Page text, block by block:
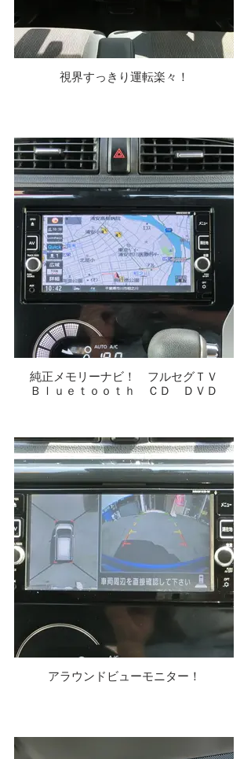
視界すっきり運転楽々！
純正メモリーナビ！ フルセグＴＶ
Ｂｌｕｅｔｏｏｔｈ ＣＤ ＤＶＤ
アラウンドビューモニター！